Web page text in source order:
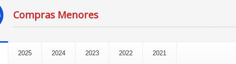
Compras Menores
2025 2024 2023 2022 2021